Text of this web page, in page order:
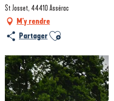
St Josset, 44410 Assérac
M'y rendre
Partager Ajouter aux favoris